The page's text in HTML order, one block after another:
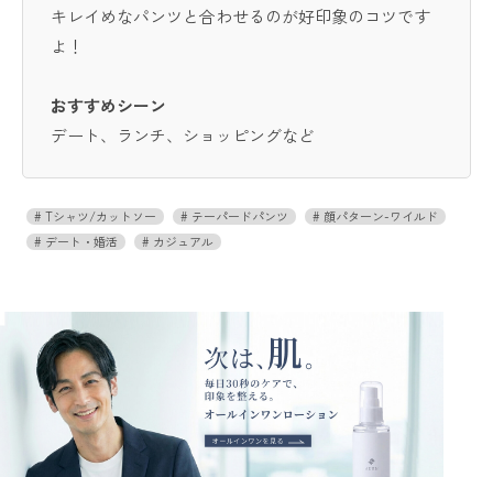
キレイめなパンツと合わせるのが好印象のコツです
よ！
おすすめシーン
デート、ランチ、ショッピングなど
Tシャツ/カットソー テーパードパンツ
顔パターン-ワイルド
デート・婚活
カジュアル